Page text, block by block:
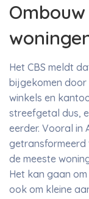
Het CBS meldt
bijgekomen
winkels en
streefgetal dus,
eerder. Vooral in
de meeste
Het kan gaan
ook om kleine